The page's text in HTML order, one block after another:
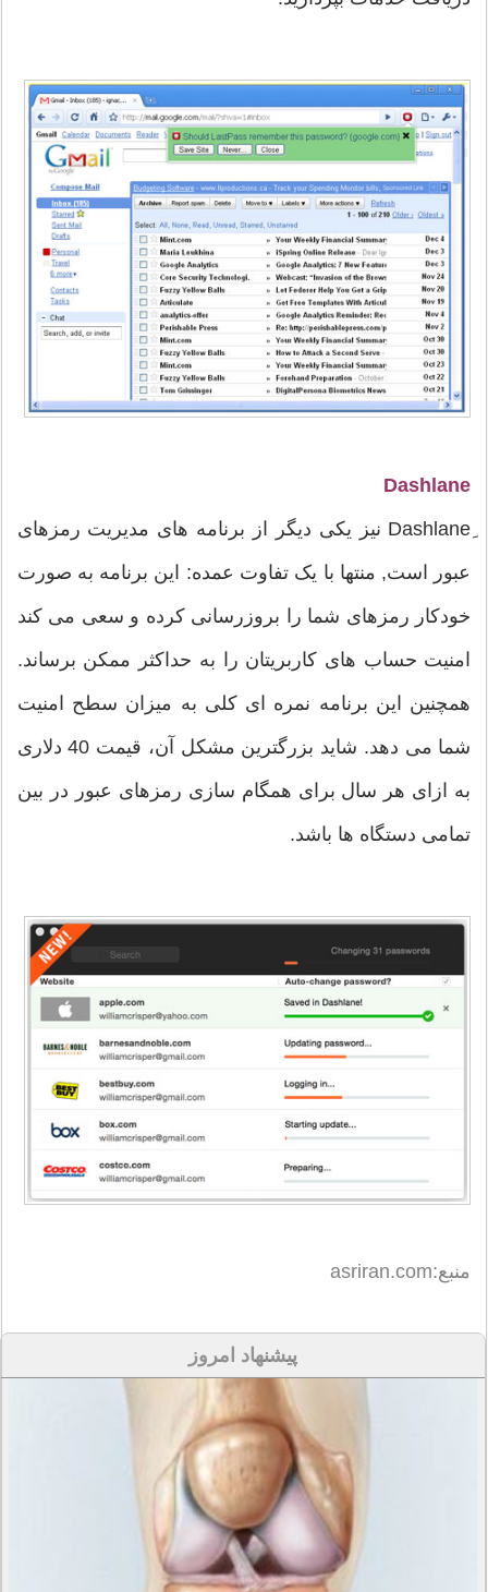
Dashlane
ِDashlane نیز یکی دیگر از برنامه های مدیریت رمزهای
عبور است, منتها با یک تفاوت عمده: این برنامه به صورت
خودکار رمزهای شما را بروزرسانی کرده و سعی می کند
امنیت حساب های کاربریتان را به حداکثر ممکن برساند.
همچنین این برنامه نمره ای کلی به میزان سطح امنیت
شما می دهد. شاید بزرگترین مشکل آن، قیمت 40 دلاری
به ازای هر سال برای همگام سازی رمزهای عبور در بین
تمامی دستگاه ها باشد.
منبع:asriran.com
پیشنهاد امروز